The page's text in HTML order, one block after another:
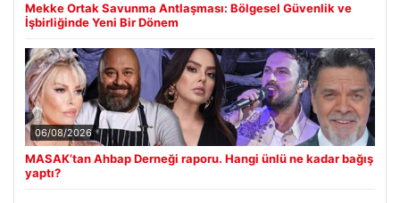
Mekke Ortak Savunma Antlaşması: Bölgesel Güvenlik ve
İşbirliğinde Yeni Bir Dönem
06/08/2026
MASAK’tan Ahbap Derneği raporu. Hangi ünlü ne kadar bağış
yaptı?